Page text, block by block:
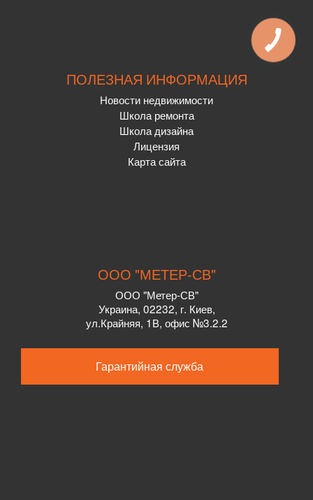
ПОЛЕЗНАЯ ИНФОРМАЦИЯ
Новости недвижимости
Школа ремонта
Школа дизайна
Лицензия
Карта сайта
ООО "МЕТЕР-СВ"
ООО "Метер-СВ"
Украина, 02232, г. Киев,
ул.Крайняя, 1В, офис №3.2.2
Гарантийная служба